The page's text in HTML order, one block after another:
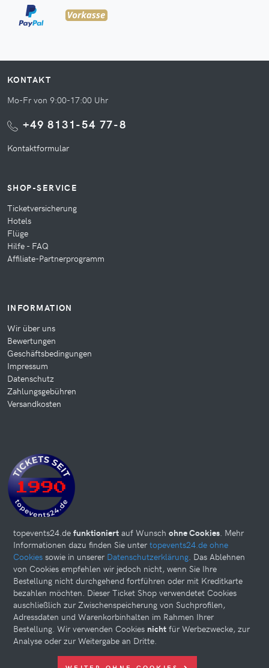
KONTAKT
Mo-Fr von 9:00-17:00 Uhr
+49 8131-54 77-8
Kontaktformular
SHOP-SERVICE
Ticketversicherung
Hotels
Flüge
Hilfe - FAQ
Affiliate-Partnerprogramm
INFORMATION
Wir über uns
Bewertungen
Geschäftsbedingungen
Impressum
Datenschutz
Zahlungsgebühren
Versandkosten
Diese Website kann Cookies verwenden. Bitte nehmen Sie weiter
topevents24.de funktioniert auf Wunsch ohne Cookies. Mehr
Informationen dazu finden Sie unter topevents24.de ohne
Cookies sowie in unserer Datenschutzerklärung. Das Ablehnen
von Cookies empfehlen wir jedoch nicht, wenn Sie Ihre
Bestellung nicht durchgehend fortführen oder mit Kreditkarte
bezahlen möchten. Dieser Ticket Shop verwendetet Cookies
auschließlich zur Zwischenspeicherung von Suchprofilen,
Adressdaten und Warenkorbinhalten im Rahmen Ihrer
Bestellung. Wir verwenden Cookies nicht für Werbezwecke, zur
Analyse oder zur Weitergabe an Dritte.